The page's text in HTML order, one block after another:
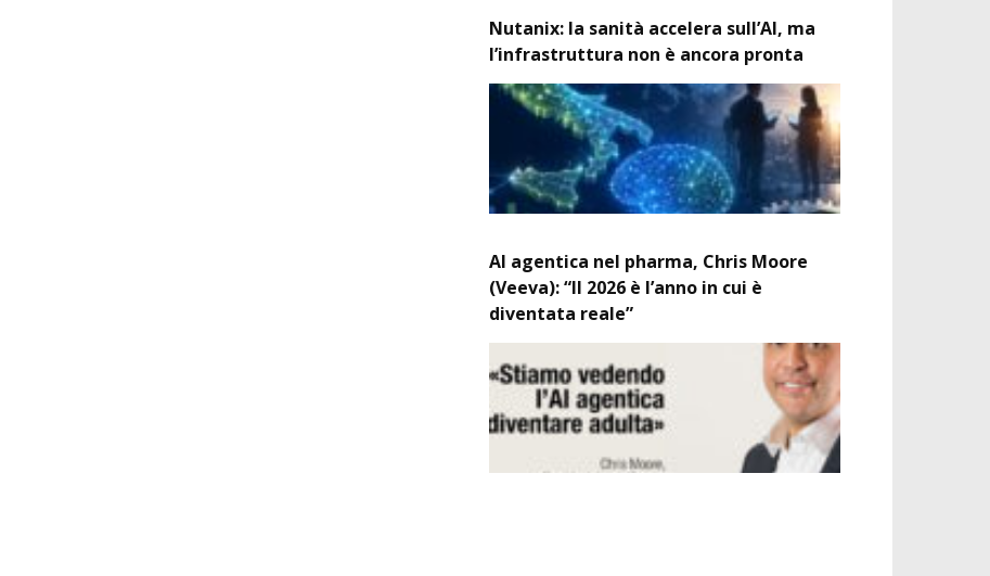
Nutanix: la sanità accelera sull’AI, ma
l’infrastruttura non è ancora pronta
AI agentica nel pharma, Chris Moore
(Veeva): “Il 2026 è l’anno in cui è
diventata reale”